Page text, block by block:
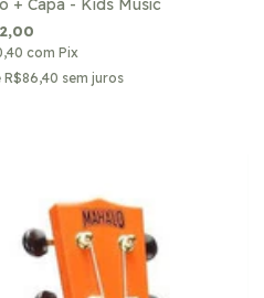
+ Capa - Kids Music
com Pix
R$86,40 sem juros